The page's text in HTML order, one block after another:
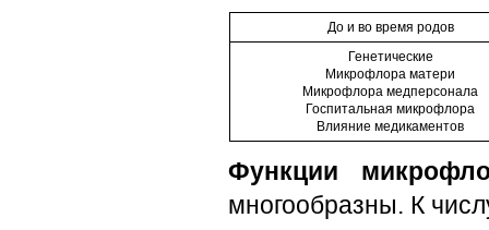
До и во время родов
Генетические
Микрофлора матери
Микрофлора медперсонала
Госпитальная микрофлора
Влияние медикаментов
Функции
многообразны. К